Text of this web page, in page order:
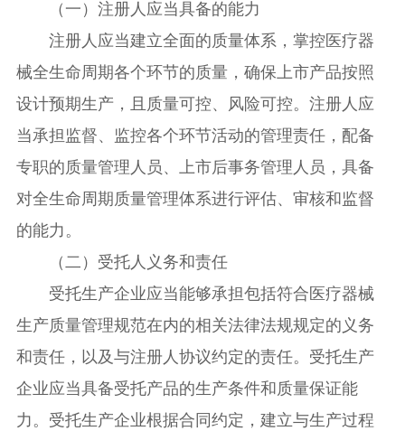
（一）注册人应当具备的能力
注册人应当建立全面的质量体系，掌控医疗器
械全生命周期各个环节的质量，确保上市产品按照
设计预期生产，且质量可控、风险可控。注册人应
当承担监督、监控各个环节活动的管理责任，配备
专职的质量管理人员、上市后事务管理人员，具备
对全生命周期质量管理体系进行评估、审核和监督
的能力。
（二）受托人义务和责任
受托生产企业应当能够承担包括符合医疗器械
生产质量管理规范在内的相关法律法规规定的义务
和责任，以及与注册人协议约定的责任。受托生产
企业应当具备受托产品的生产条件和质量保证能
力。受托生产企业根据合同约定，建立与生产过程